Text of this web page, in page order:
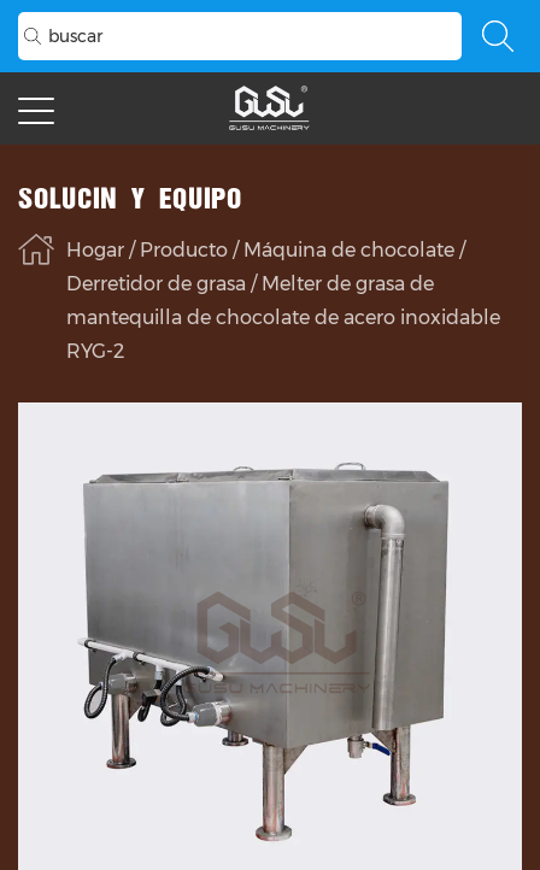
SOLUCIÓN Y EQUIPO
Hogar / Producto / Máquina de chocolate /
Derretidor de grasa / Melter de grasa de
mantequilla de chocolate de acero inoxidable
RYG-2